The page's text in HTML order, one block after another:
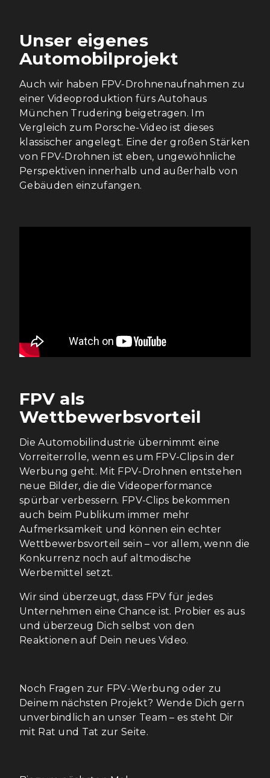
Unser eigenes
Automobilprojekt
Auch wir haben FPV-Drohnenaufnahmen zu
einer Videoproduktion fürs Autohaus
München Trudering beigetragen. Im
Vergleich zum Porsche-Video ist dieses
klassischer angelegt. Eine der großen Stärken
von FPV-Drohnen ist eben, ungewöhnliche
Perspektiven innerhalb und außerhalb von
Gebäuden einzufangen.
FPV als
Wettbewerbsvorteil
Die Automobilindustrie übernimmt eine
Vorreiterrolle, wenn es um FPV-Clips in der
Werbung geht. Mit FPV-Drohnen entstehen
neue Bilder, die die Videoperformance
spürbar verbessern. FPV-Clips bekommen
auch beim Publikum immer mehr
Aufmerksamkeit und können ein echter
Wettbewerbsvorteil sein – vor allem, wenn die
Konkurrenz noch auf altmodische
Werbemittel setzt.
Wir sind überzeugt, dass FPV für jedes
Unternehmen eine Chance ist. Probier es aus
und überzeug Dich selbst von den
Reaktionen auf Dein neues Video.
Noch Fragen zur FPV-Werbung oder zu
Deinem nächsten Projekt? Wende Dich gern
unverbindlich an unser Team – es steht Dir
mit Rat und Tat zur Seite.